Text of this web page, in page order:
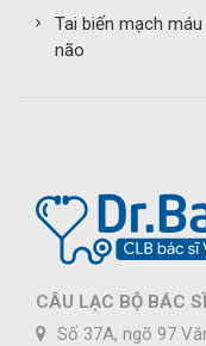
Tai biến mạch máu
não
CÂU LẠC BỘ BÁC
Số 37A, ngõ 97